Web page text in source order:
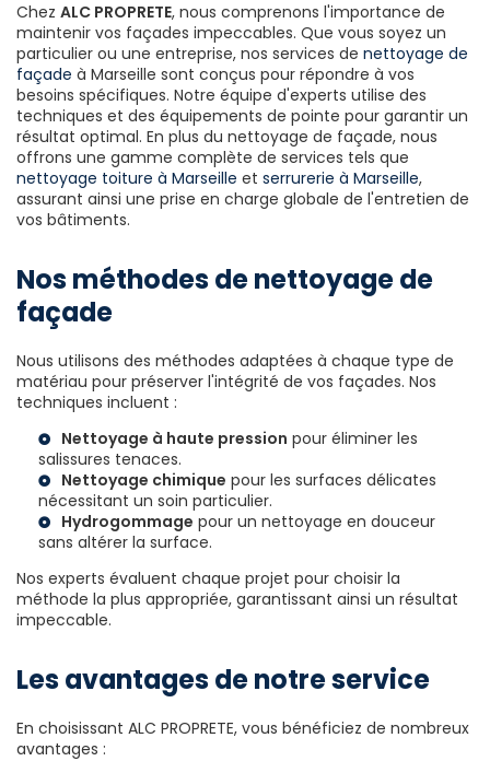
Chez ALC PROPRETE, nous comprenons l'importance de
maintenir vos façades impeccables. Que vous soyez un
particulier ou une entreprise, nos services de nettoyage de
façade à Marseille sont conçus pour répondre à vos
besoins spécifiques. Notre équipe d'experts utilise des
techniques et des équipements de pointe pour garantir un
résultat optimal. En plus du nettoyage de façade, nous
offrons une gamme complète de services tels que
nettoyage toiture à Marseille et serrurerie à Marseille,
assurant ainsi une prise en charge globale de l'entretien de
vos bâtiments.
Nos méthodes de nettoyage de
façade
Nous utilisons des méthodes adaptées à chaque type de
matériau pour préserver l'intégrité de vos façades. Nos
techniques incluent :
Nettoyage à haute pression pour éliminer les
salissures tenaces.
Nettoyage chimique pour les surfaces délicates
nécessitant un soin particulier.
Hydrogommage pour un nettoyage en douceur
sans altérer la surface.
Nos experts évaluent chaque projet pour choisir la
méthode la plus appropriée, garantissant ainsi un résultat
impeccable.
Les avantages de notre service
En choisissant ALC PROPRETE, vous bénéficiez de nombreux
avantages :